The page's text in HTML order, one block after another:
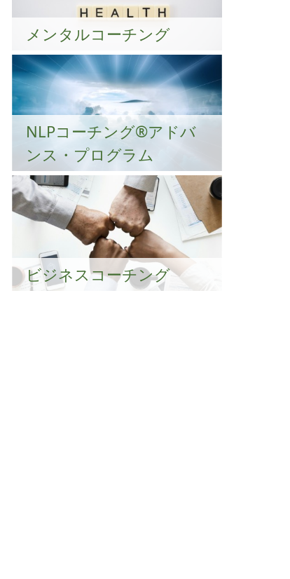
メンタルコーチング
NLPコーチング®︎アドバ
ンス・プログラム
ビジネスコーチング